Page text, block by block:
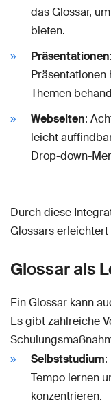
das Glossar,
bieten.
Präsentationen
Präsentationen
Themen
Webseiten:
leicht
Drop-down-
Durch diese
Glossars
Glossar als
Ein Glossar kann
Es gibt zahlreiche
Selbststudium:
Tempo lernen
konzentrieren.